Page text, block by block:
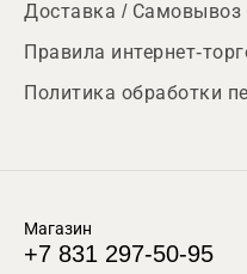
Доставка / Самовывоз
Правила интернет-
Политика обработки
Магазин
+7 831 297-50-95